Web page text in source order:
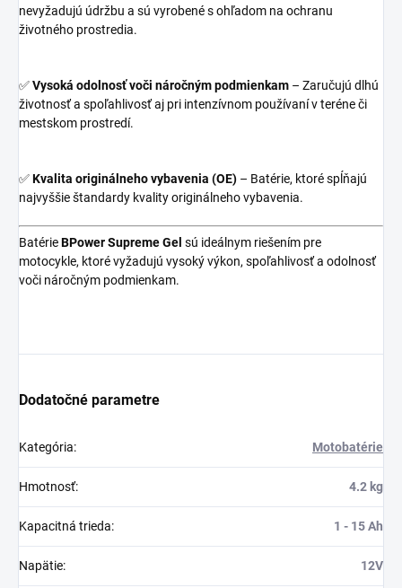
nevyžadujú údržbu a sú vyrobené s ohľadom na ochranu
životného prostredia.
✅Vysoká odolnosť voči náročným podmienkam – Zaručujú dlhú
životnosť a spoľahlivosť aj pri intenzívnom používaní v teréne či
mestskom prostredí.
✅Kvalita originálneho vybavenia (OE) – Batérie, ktoré spĺňajú
najvyššie štandardy kvality originálneho vybavenia.
BatérieBPower Supreme Gel sú ideálnym riešením pre
motocykle, ktoré vyžadujú vysoký výkon, spoľahlivosť a odolnosť
voči náročným podmienkam.
Dodatočné parametre
Kategória: Motobatérie
Hmotnosť: 4.2 kg
Kapacitná trieda: 1 - 15 Ah
Napätie: 12V